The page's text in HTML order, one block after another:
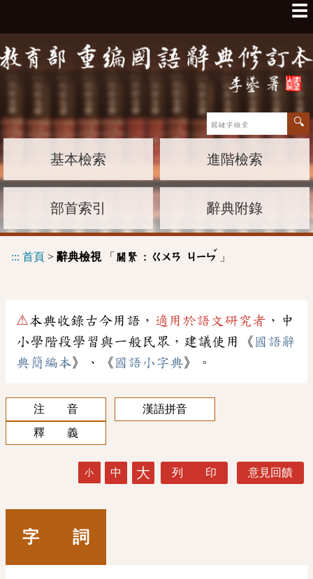
☰
基本檢索 進階檢索
部首索引 辭典附錄
::: 首頁 > 辭典檢視「 關緊 : ㄍㄨㄢ ㄐㄧㄣ
ˇ
」
⚠本典收錄古今用語， 適用於語文研究者 ，中
小學階段學習與一般民眾，建議使用《 國語辭
典簡編本》、《 國語小字典》。
注 音
漢語拼音
釋 義
小 中 大 列 印 意見回饋
字 詞